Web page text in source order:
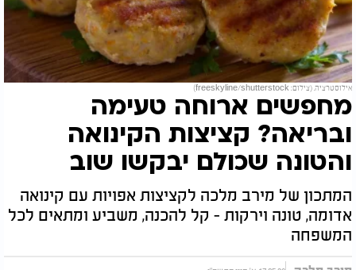
אילוסטרציה. (צילום: freeskyline/shutterstock)
מחפשים ארוחה טעימה
ובריאה? קציצות הקינואה
והטונה שכולם יבקשו שוב
המתכון של מירב מלכה לקציצות אפויות עם קינואה
אדומה, טונה וירקות - קל להכנה, משביע ומתאים לכל
המשפחה